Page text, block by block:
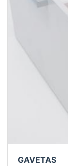
GAVETAS